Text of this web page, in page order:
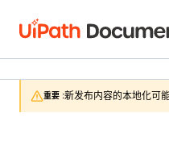
重要 :新发布内容的本地化可